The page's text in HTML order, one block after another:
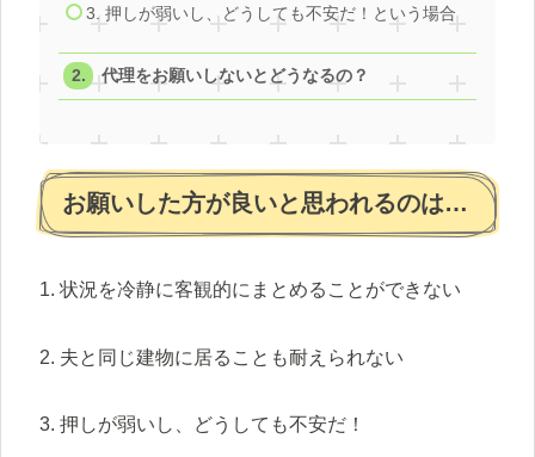
3. 押しが弱いし、どうしても不安だ！という場合
代理をお願いしないとどうなるの？
お願いした方が良いと思われるのは…
1. 状況を冷静に客観的にまとめることができない
2. 夫と同じ建物に居ることも耐えられない
3. 押しが弱いし、どうしても不安だ！